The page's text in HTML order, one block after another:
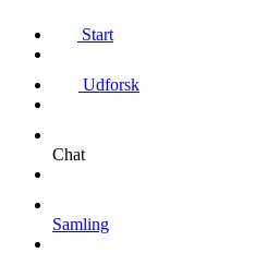
Start
Udforsk
Chat
Samling